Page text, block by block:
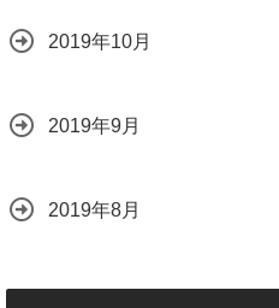
2019年10月
2019年9月
2019年8月